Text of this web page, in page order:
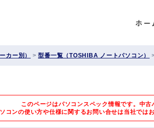
カー別） >型番一覧（TOSHIBA ノートパソコン）
このページはパソコンスペック情報です。中古
コンの使い方や仕様に関するお問い合せは当社では